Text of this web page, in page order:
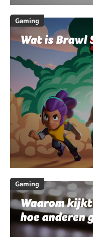
Gaming
Wat is Brawl
Gaming
Waarom
hoe anderen